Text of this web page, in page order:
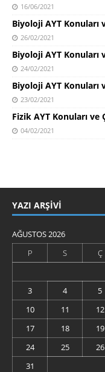
16/06/2021
Biyoloji AYT Konuları
26/02/2021
Biyoloji AYT Konuları
24/02/2021
Biyoloji AYT Konuları
23/02/2021
Fizik AYT Konuları ve
04/02/2021
YAZI ARŞIVI
AĞUSTOS 2026
P
S Ç
3
4 5
10
11 12
17
18 19
24
25 26
31